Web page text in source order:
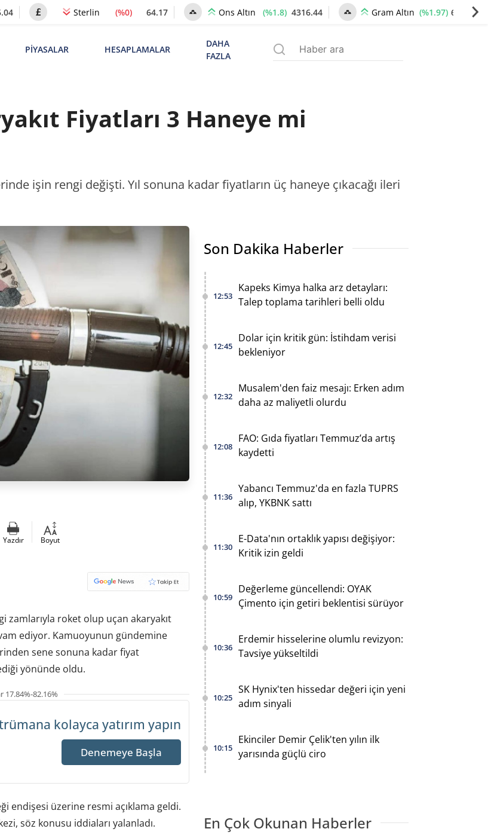
Sterlin (%0) 64.17 Ons Altın (%1.8) 4316.44 Gram Altın (%1.97) 6620.78
PİYASALAR HESAPLAMALAR
DAHA
FAZLA
Fiyatları 3 Haneye mi
işin rengi değişti. Yıl sonuna kadar fiyatların üç haneye çıkacağı ileri
Yazdır Boyut
zamlarıyla roket olup uçan akaryakıt
ediyor. Kamuoyunun gündemine
sene sonuna kadar fiyat
yönünde oldu.
82.16%
kolayca yatırım yapın
Denemeye Başla
endişesi üzerine resmi açıklama geldi.
söz konusu iddiaları yalanladı.
Son Dakika Haberler
12:53
Kapeks Kimya halka arz detayları:
Talep toplama tarihleri belli oldu
12:45
Dolar için kritik gün: İstihdam verisi
bekleniyor
12:32
Musalem'den faiz mesajı: Erken adım
daha az maliyetli olurdu
12:08
FAO: Gıda fiyatları Temmuz’da artış
kaydetti
11:36
Yabancı Temmuz'da en fazla TUPRS
alıp, YKBNK sattı
11:30
E-Data'nın ortaklık yapısı değişiyor:
Kritik izin geldi
10:59
Değerleme güncellendi: OYAK
Çimento için getiri beklentisi sürüyor
10:36
Erdemir hisselerine olumlu revizyon:
Tavsiye yükseltildi
10:25
SK Hynix'ten hissedar değeri için yeni
adım sinyali
10:15
Ekinciler Demir Çelik'ten yılın ilk
yarısında güçlü ciro
En Çok Okunan Haberler